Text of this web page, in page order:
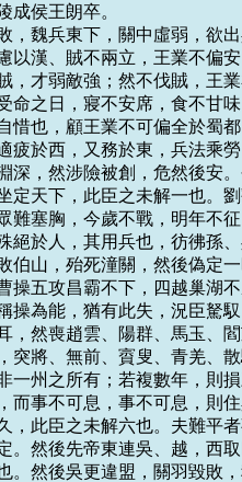
成侯王朗卒。
敗，魏兵東下，關中虛弱，欲
以漢、賊不兩立，王業不偏
，才弱敵強；然不伐賊，王
命之日，寢不安席，食不甘
惜也，顧王業不可偏全於蜀
疲於西，又務於東，兵法乘
深，然涉險被創，危然後安
定天下，此臣之未解一也。
難塞胸，今歲不戰，明年不
絕於人，其用兵也，彷彿孫
伯山，殆死潼關，然後偽定
操五攻昌霸不下，四越巢湖
操為能，猶有此失，況臣駑
，然喪趙雲、陽群、馬玉、
突將、無前、賨叟、青羌、
一州之所有；若複數年，則
而事不可息，事不可息，則
，此臣之未解六也。夫難平
。然後先帝東連吳、越，西
。然後吳更違盟，關羽毀敗